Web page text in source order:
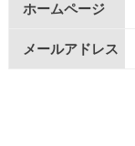
ホームページ
メールアドレス